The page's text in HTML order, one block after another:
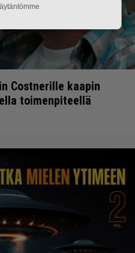
Costnerille kaapin
toimenpiteellä